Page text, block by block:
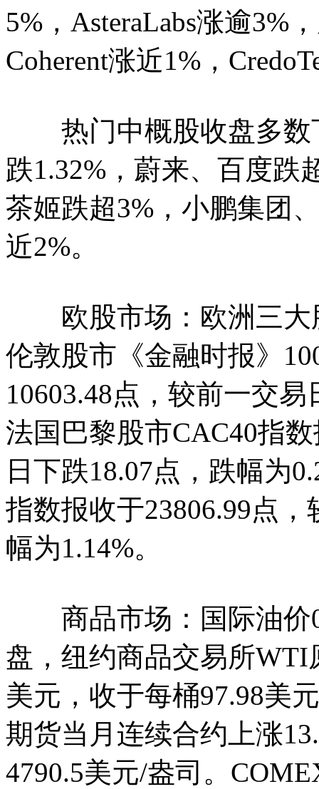
5%，AsteraLabs涨逾3%
Coherent涨近1%，
热门中概股收盘多数
跌1.32%，蔚来、百度跌
茶姬跌超3%，小鹏集团
近2%。
欧股市场：欧洲三大
伦敦股市《金融时报》
10603.48点，较前一交
法国巴黎股市CAC40指
日下跌18.07点，跌幅为
指数报收于23806.99点
幅为1.14%。
商品市场：国际油价
盘，纽约商品交易所WTI
美元，收于每桶97.98美
期货当月连续合约上涨
4790.5美元/盎司。